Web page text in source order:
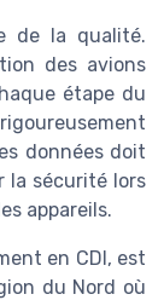
de la qualité.
des avions
étape du
données doit
la sécurité lors
appareils.
en CDI, est
du Nord où